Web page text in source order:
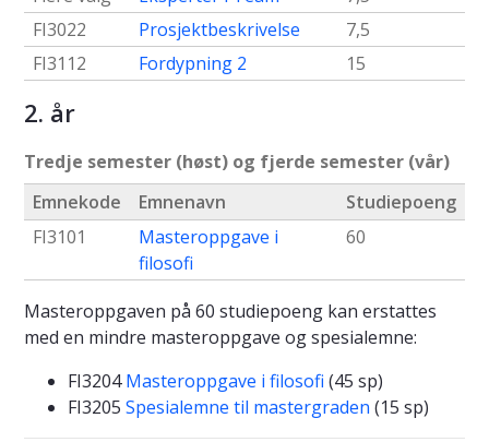
FI3022
Prosjektbeskrivelse
7,5
FI3112
Fordypning 2 15
2. år
Tredje semester (høst) og fjerde semester (vår)
Emnekode
Emnenavn
Studiepoeng
FI3101
Masteroppgave i
filosofi
60
Masteroppgaven på 60 studiepoeng kan erstattes
med en mindre masteroppgave og spesialemne:
FI3204Masteroppgave i filosofi (45 sp)
FI3205 Spesialemne til mastergraden (15 sp)